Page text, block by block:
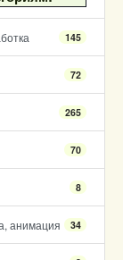
145
72
265
70
8
анимация 34